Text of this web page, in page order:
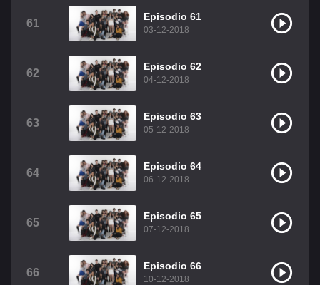
61
Episodio 61
03-12-2018
62
Episodio 62
04-12-2018
63
Episodio 63
05-12-2018
64
Episodio 64
06-12-2018
65
Episodio 65
07-12-2018
66
Episodio 66
10-12-2018